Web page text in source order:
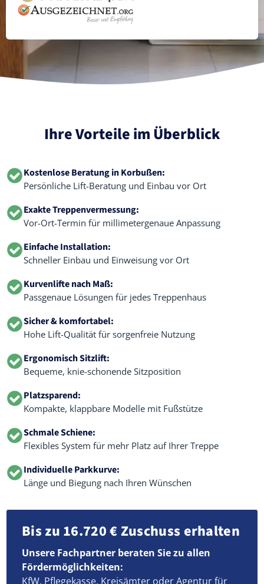
Ihre Vorteile im Überblick
Kostenlose Beratung in Korbußen:
Persönliche Lift-Beratung und Einbau vor Ort
Exakte Treppenvermessung:
Vor-Ort-Termin für millimetergenaue Anpassung
Einfache Installation:
Schneller Einbau und Einweisung vor Ort
Kurvenlifte nach Maß:
Passgenaue Lösungen für jedes Treppenhaus
Sicher & komfortabel:
Hohe Lift-Qualität für sorgenfreie Nutzung
Ergonomisch Sitzlift:
Bequeme, knie-schonende Sitzposition
Platzsparend:
Kompakte, klappbare Modelle mit Fußstütze
Schmale Schiene:
Flexibles System für mehr Platz auf Ihrer Treppe
Individuelle Parkkurve:
Länge und Biegung nach Ihren Wünschen
Bis zu 16.720 € Zuschuss erhalten
Unsere Fachpartner beraten Sie zu allen
Fördermöglichkeiten:
KfW, Pflegekasse, Kreisämter oder Agentur für